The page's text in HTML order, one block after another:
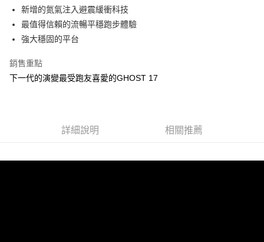
宅配
每筆NT$100，滿NT$3,500(含以上)免運費
新增的氮氣注入避震緩衝科技
最值得信賴的流暢平穩跑步體驗
強大穩固的平台
銷售重點
下一代的演變最受跑友喜愛的GHOST 17
詳細說明 相關推薦